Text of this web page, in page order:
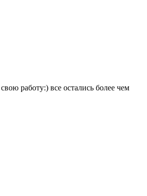
работу:) все остались более чем